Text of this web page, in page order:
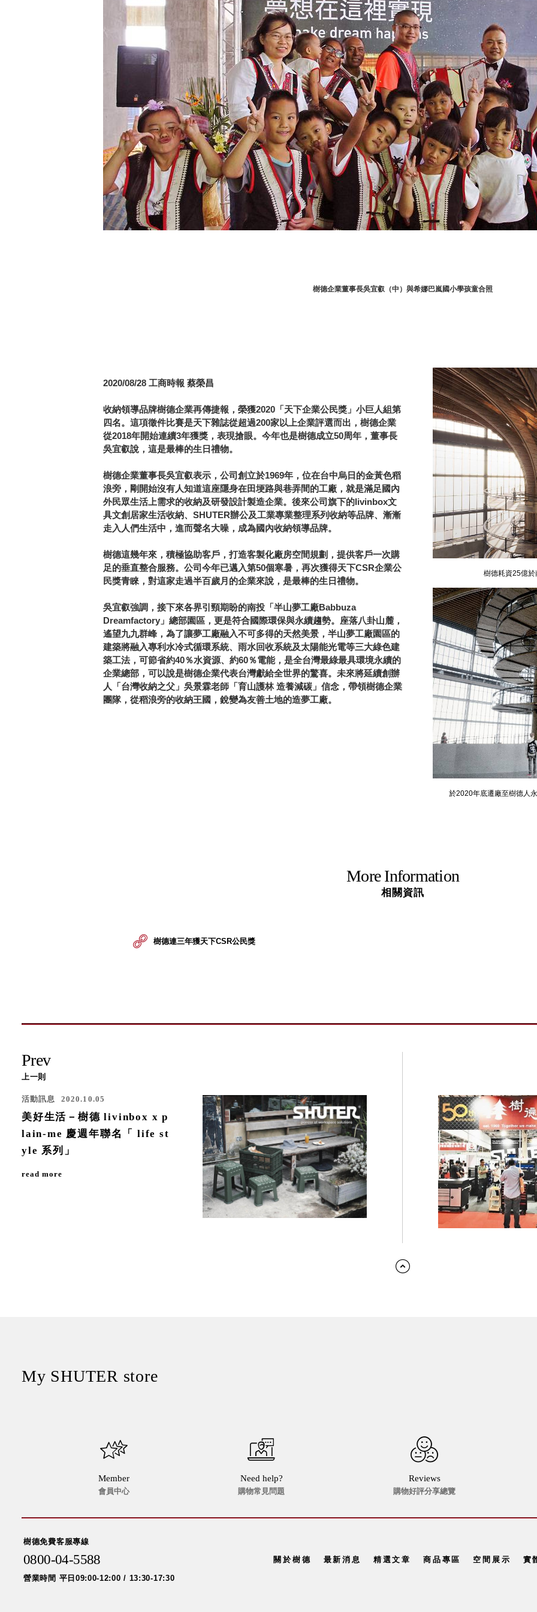
樹德企業董事長吳宜叡（中）與希娜巴嵐國小學孩童合照
樹德耗資25億
於2020年底遷廠至樹德人
2020/08/28 工商時報 蔡榮昌
收納領導品牌樹德企業再傳捷報，榮獲2020「天下企業公民獎」小巨人組第
四名。這項徵件比賽是天下雜誌從超過200家以上企業評選而出，樹德企業
從2018年開始連續3年獲獎，表現搶眼。今年也是樹德成立50周年，董事長
吳宜叡說，這是最棒的生日禮物。
樹德企業董事長吳宜叡表示，公司創立於1969年，位在台中烏日的金黃色稻
浪旁，剛開始沒有人知道這座隱身在田埂路與巷弄間的工廠，就是滿足國內
外民眾生活上需求的收納及研發設計製造企業。後來公司旗下的livinbox文
具文創居家生活收納、SHUTER辦公及工業專業整理系列收納等品牌、漸漸
走入人們生活中，進而聲名大噪，成為國內收納領導品牌。
樹德這幾年來，積極協助客戶，打造客製化廠房空間規劃，提供客戶一次購
足的垂直整合服務。公司今年已邁入第50個寒暑，再次獲得天下CSR企業公
民獎青睞，對這家走過半百歲月的企業來說，是最棒的生日禮物。
吳宜叡強調，接下來各界引頸期盼的南投「半山夢工廠Babbuza
Dreamfactory」總部園區，更是符合國際環保與永續趨勢。座落八卦山麓，
遙望九九群峰，為了讓夢工廠融入不可多得的天然美景，半山夢工廠園區的
建築將融入專利水冷式循環系統、雨水回收系統及太陽能光電等三大綠色建
築工法，可節省約40％水資源、約60％電能，是全台灣最綠最具環境永續的
企業總部，可以說是樹德企業代表台灣獻給全世界的驚喜。未來將延續創辦
人「台灣收納之父」吳景霖老師「育山護林 造養減碳」信念，帶領樹德企業
團隊，從稻浪旁的收納王國，銳變為友善土地的造夢工廠。
More Information
相關資訊
樹德連三年獲天下CSR公民獎
Prev
上一則
活動訊息 2020.10.05
美好生活－樹德 livinbox x p
lain-me 慶週年聯名「 life st
yle 系列」
read more
My SHUTER store
Member
會員中心
Need help?
購物常見問題
Reviews
購物好評分享總覽
樹德免費客服專線
0800-04-5588
營業時間 平日09:00-12:00 / 13:30-17:30
關於樹德 最新消息 精選文章 商品專區 空間展示 實